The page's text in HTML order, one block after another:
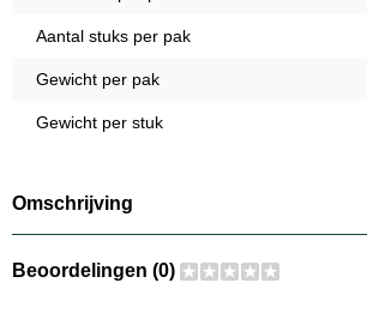
Aantal stuks per pak
Gewicht per pak
Gewicht per stuk
Omschrijving
Beoordelingen (0)